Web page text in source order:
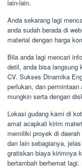
lain-lain.
Anda sekarang lagi
anda sudah berada di
material dengan harga
Bila anda lagi mencari
detil, anda bisa langsung
CV. Sukses Dinamika
perlukan, dan
mungkin serta dengan
Lokasi gudang kami di
amat acapkali kirim
memiliki proyek di
dan lain sebagianya,
gratiskan biaya kirimnya
bertambah berhemat